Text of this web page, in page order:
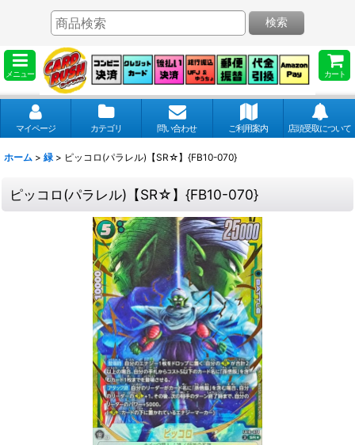
メニュー カート
検索
マイページ カテゴリ 問い合わせ ご利用案内 店頭受取について
ホーム > 緑 > ピッコロ(パラレル)【SR☆】{FB10-070}
ピッコロ(パラレル)【SR☆】{FB10-070}